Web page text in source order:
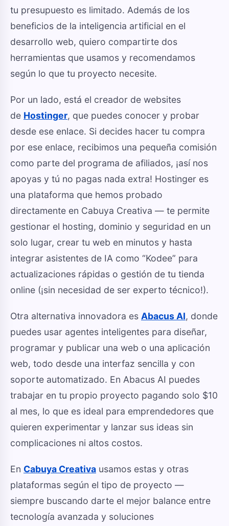
tu presupuesto es limitado. Además de los
beneficios de la inteligencia artificial en el
desarrollo web, quiero compartirte dos
herramientas que usamos y recomendamos
según lo que tu proyecto necesite.
Por un lado, está el creador de websites
de Hostinger, que puedes conocer y probar
desde ese enlace. Si decides hacer tu compra
por ese enlace, recibimos una pequeña comisión
como parte del programa de afiliados, ¡así nos
apoyas y tú no pagas nada extra! Hostinger es
una plataforma que hemos probado
directamente en Cabuya Creativa — te permite
gestionar el hosting, dominio y seguridad en un
solo lugar, crear tu web en minutos y hasta
integrar asistentes de IA como “Kodee” para
actualizaciones rápidas o gestión de tu tienda
online (¡sin necesidad de ser experto técnico!).
Otra alternativa innovadora es Abacus AI, donde
puedes usar agentes inteligentes para diseñar,
programar y publicar una web o una aplicación
web, todo desde una interfaz sencilla y con
soporte automatizado. En Abacus AI puedes
trabajar en tu propio proyecto pagando solo $10
al mes, lo que es ideal para emprendedores que
quieren experimentar y lanzar sus ideas sin
complicaciones ni altos costos.
En Cabuya Creativa usamos estas y otras
plataformas según el tipo de proyecto —
siempre buscando darte el mejor balance entre
tecnología avanzada y soluciones